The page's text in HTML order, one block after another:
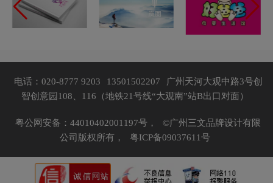
电话：020-8777 9203 13501502207
广州天河大观中路3号创
智创意园108、116（地铁21号线“大观南”站B出口对面）
粤公网安备：44010402001197号，
©广州三文品牌设计有限
公司版权所有，
粤ICP备09037611号